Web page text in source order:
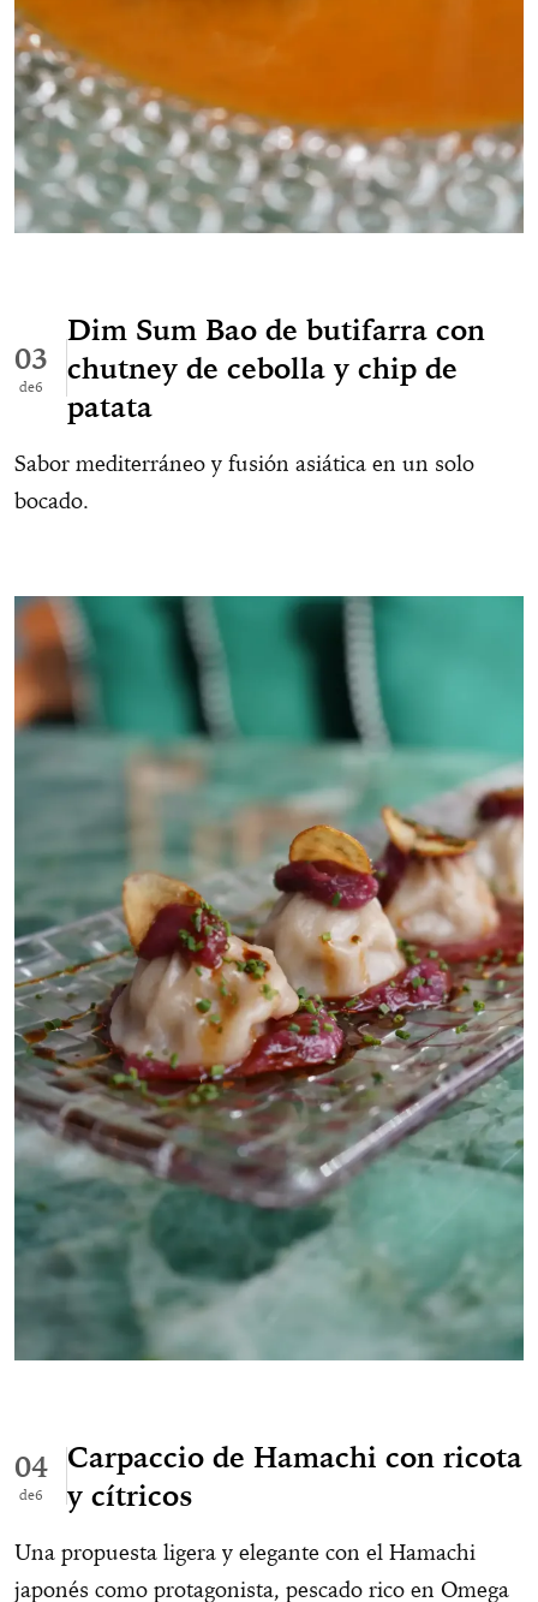
03
6
Dim Sum Bao de butifarra con
chutney de cebolla y chip de
patata
Sabor mediterráneo y fusión asiática en un solo
bocado.
04
6
Carpaccio de Hamachi con ricota
y cítricos
Una propuesta ligera y elegante con el Hamachi
japonés como protagonista, pescado rico en Omega